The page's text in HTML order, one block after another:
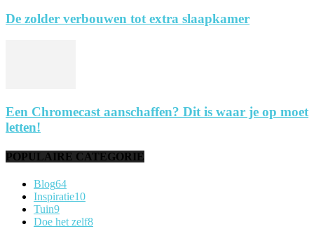
De zolder verbouwen tot extra slaapkamer
Een Chromecast aanschaffen? Dit is waar je op moet
letten!
POPULAIRE CATEGORIE
Blog64
Inspiratie10
Tuin9
Doe het zelf8